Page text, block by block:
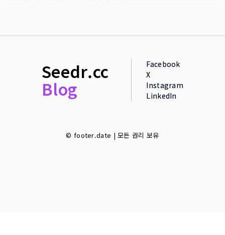
Seedr.cc
Blog
Facebook
X
Instagram
LinkedIn
© footer.date | 모든 권리 보유